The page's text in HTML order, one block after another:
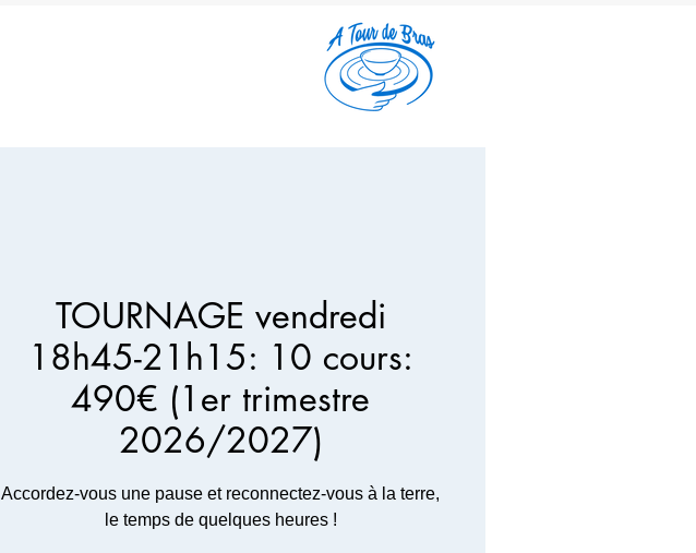
TOURNAGE vendredi
18h45-21h15: 10 cours:
490€ (1er trimestre
2026/2027)
Accordez-vous une pause et reconnectez-vous à la terre,
le temps de quelques heures !